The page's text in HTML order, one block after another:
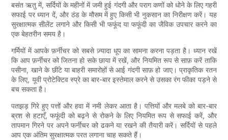
बसंत ऋतु में, सर्दियों के महीनों में जमी हुई गंदगी और पराग कणों को धोने के लिए गहरी
सफाई पर ध्यान दें, और ठंड के मौसम में हुए किसी भी नुकसान का निरीक्षण करें। यह
सुरक्षात्मक सीलेंट लगाने और किसी भी फफूंद या फफूंदी का जैविक उपचार करने का
एक बेहतरीन समय है।
गर्मियों में आपके फ़र्नीचर को सबसे ज़्यादा धूप का सामना करना पड़ता है। ध्यान रखें
कि आप फ़र्नीचर को जितना हो सके छाया में रखें, और नियमित रूप से साफ़ करें ताकि
पसीना, खाने के छींटे या बाहरी समारोहों से आई गंदगी साफ़ हो जाए। प्राकृतिक रतन
के लिए, यूवी प्रोटेक्टिव स्प्रे का बार-बार इस्तेमाल करने से उसका रंग फीका पड़ने से
बच सकता है।
पतझड़ गिरे हुए पत्तों और हवा में नमी लेकर आता है। पत्तियों और मलबे को बार-बार
ब्रश से हटाएँ, फफूंदी को बढ़ने से रोकने के लिए नियमित रूप से सफाई करें, और
तापमान गिरने पर अपने फर्नीचर को ढकने या रखने की तैयारी करें। सर्दियों से पहले
आप एक अंतिम सुरक्षात्मक परत लगाना चाह सकते हैं।